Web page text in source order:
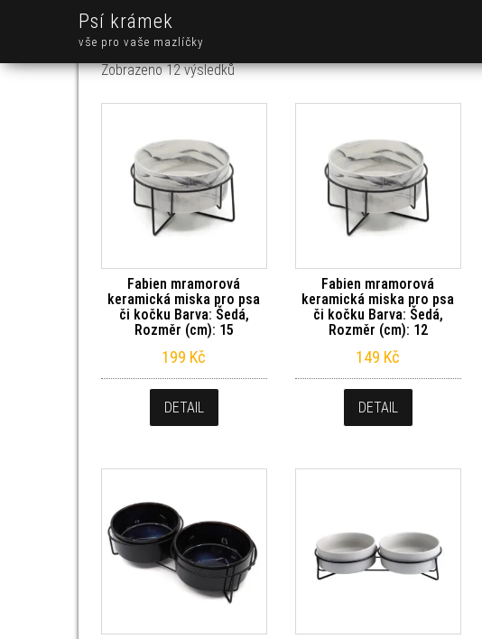
Psí krámek
vše pro vaše mazlíčky
Zobrazeno 12 výsledkůSeřazeno od nejnovějších
Fabien mramorová
keramická miska pro psa
či kočku Barva: Šedá,
Rozměr (cm): 15
199 Kč
DETAIL
Fabien mramorová
keramická miska pro psa
či kočku Barva: Šedá,
Rozměr (cm): 12
149 Kč
DETAIL